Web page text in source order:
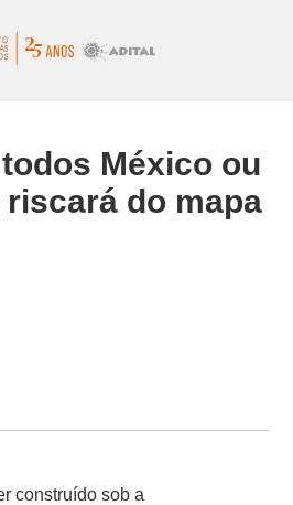
México ou
do mapa
construído sob a